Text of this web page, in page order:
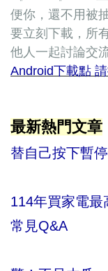
便你，還不用被
要立刻下載，所
他人一起討論交流
Android下載點
最新熱門文章
替自己按下暫
114年買家電最
常見Q&A